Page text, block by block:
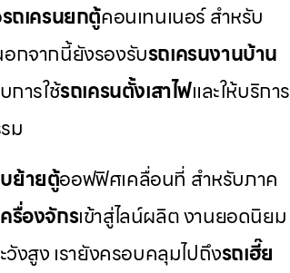
รถเครนยกตู้คอนเทนเนอร์ สำหรับ
กจากนี้ยังรองรับรถเครนงานบ้าน
ารใช้รถเครนตั้งเสาไฟและให้บริการ
ม
ย้ายตู้ออฟฟิศเคลื่อนที่ สำหรับภาค
รื่องจักรเข้าสู่ไลน์ผลิต งานยอดนิยม
งสูง เรายังครอบคลุมไปถึงรถเฮี๊ย